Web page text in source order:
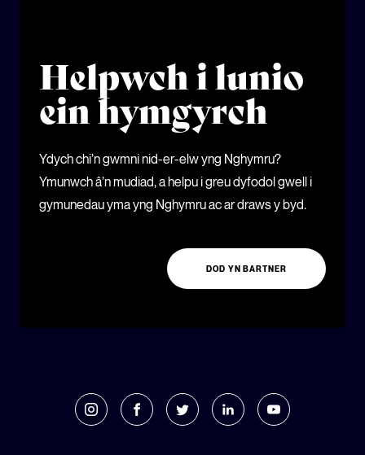
Helpwch i lunio
ein hymgyrch
Ydych chi’n gwmni nid-er-elw yng Nghymru?
Ymunwch â’n mudiad, a helpu i greu dyfodol gwell i
gymunedau yma yng Nghymru ac ar draws y byd.
DOD YN BARTNER